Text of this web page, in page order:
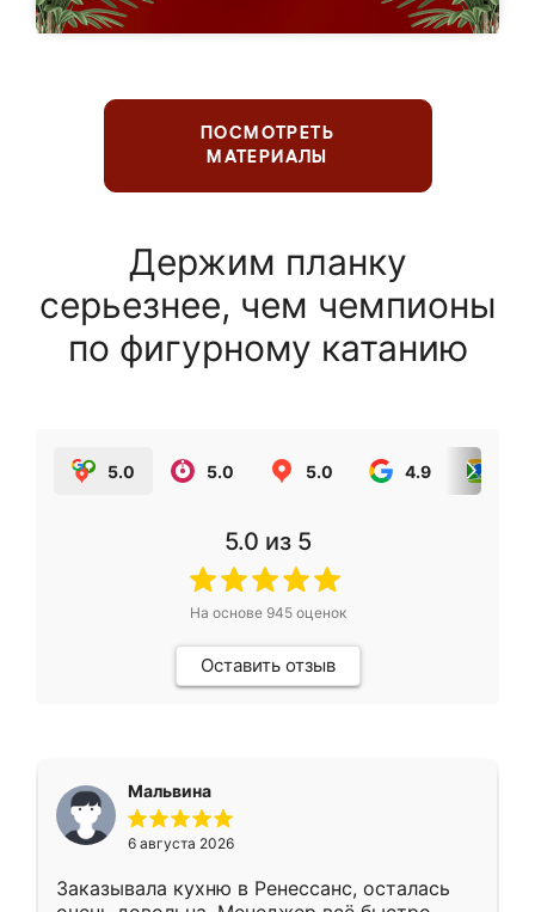
ПОСМОТРЕТЬ
МАТЕРИАЛЫ
Держим планку
серьезнее, чем чемпионы
по фигурному катанию
5.0 5.0 5.0 4.9
5.0 из 5
На основе 945оценок
Оставить отзыв
Мальвина
6 августа 2026
Заказывала кухню в Ренессанс, осталась